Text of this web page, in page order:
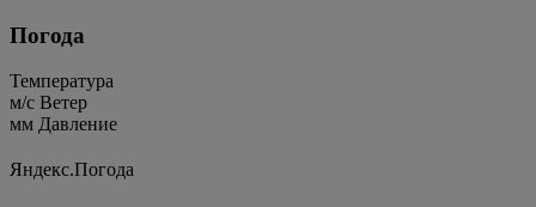
Погода
Температура
м/c Ветер
мм Давление
Яндекс.Погода